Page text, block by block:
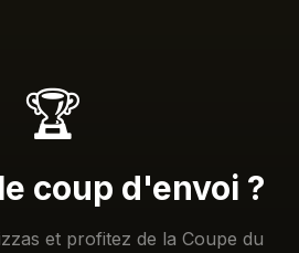
🏆
coup d'envoi ?
et profitez de la Coupe du